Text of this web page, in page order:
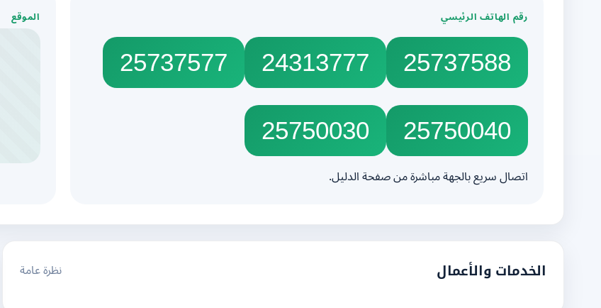
رقم الهاتف الرئيسي
25737588
24313777
25737577
25750040
25750030
اتصال سريع بالجهة مباشرة من صفحة الدليل.
الموقع
الخدمات والأعمال نظرة عامة